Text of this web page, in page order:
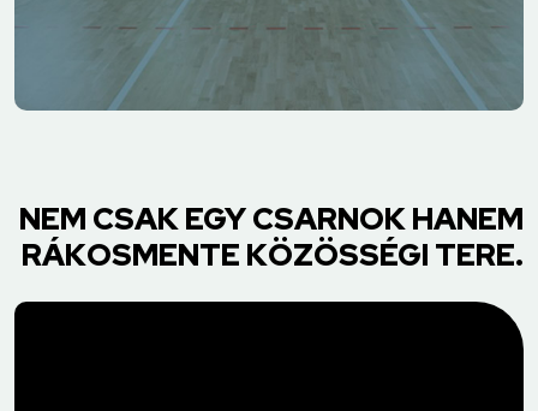
NEM CSAK EGY CSARNOK HANEM
RÁKOSMENTE KÖZÖSSÉGI TERE.